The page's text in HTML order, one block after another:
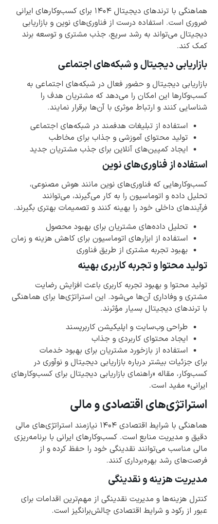
هماهنگی با ترندهای دیجیتال ۱۴۰۴ برای کسب‌وکارهای ایرانی
ضروری است. استفاده درست از فناوری‌های نوین و بازاریابی
دیجیتال می‌تواند به رشد سریع، جذب مشتری و توسعه برند
کمک کند.
بازاریابی دیجیتال و شبکه‌های اجتماعی
بازاریابی دیجیتال و حضور فعال در شبکه‌های اجتماعی به
کسب‌وکارها این امکان را می‌دهد که مشتریان هدف را
شناسایی کنند و ارتباط موثری با آن‌ها برقرار نمایند.
استفاده از تبلیغات هدفمند در شبکه‌های اجتماعی
تولید محتوای آموزشی و جذاب برای مخاطب
ایجاد کمپین‌های آنلاین برای جذب مشتریان جدید
استفاده از فناوری‌های نوین
کسب‌وکارهایی که فناوری‌های نوین مانند هوش مصنوعی،
تحلیل داده و اتوماسیون را به کار می‌گیرند، می‌توانند
فرآیندهای داخلی خود را بهینه کنند و تصمیمات بهتری بگیرند.
تحلیل داده‌های مشتریان برای بهبود محصول
استفاده از ابزارهای اتوماسیون برای کاهش هزینه و زمان
بهبود تجربه مشتری از طریق فناوری
تولید محتوا و تجربه کاربری بهینه
تولید محتوا و بهبود تجربه کاربری باعث افزایش رضایت
مشتری و وفاداری آن‌ها می‌شود. این استراتژی‌ها برای هماهنگی
با ترندهای دیجیتال بسیار مؤثرند.
طراحی وب‌سایت و اپلیکیشن کاربرپسند
ایجاد محتوای کاربردی و جذاب
استفاده از بازخورد مشتریان برای بهبود خدمات
برای جزئیات بیشتر درباره بازاریابی دیجیتال و نوآوری در
کسب‌وکار، مقاله «راهنمای بازاریابی دیجیتال برای کسب‌وکارهای
ایرانی» مفید است.
استراتژی‌های اقتصادی و مالی
هماهنگی با شرایط اقتصادی ۱۴۰۴ نیازمند استراتژی‌های مالی
دقیق و مدیریت منابع است. کسب‌وکارهای ایرانی با برنامه‌ریزی
مالی مناسب می‌توانند نقدینگی خود را حفظ کرده و از
فرصت‌های رشد بهره‌برداری کنند.
مدیریت هزینه و نقدینگی
کنترل هزینه‌ها و مدیریت نقدینگی از مهم‌ترین اقدامات برای
عبور از رکود و شرایط اقتصادی چالش‌برانگیز است.